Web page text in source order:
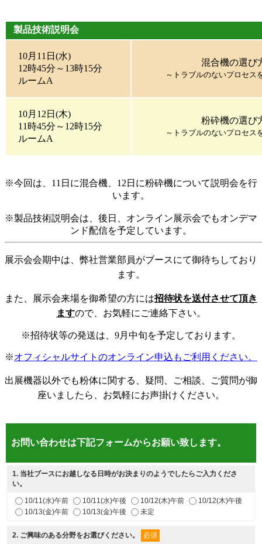
製品技術説明会
10月11日(水)
12時45分～13時15分
ルームA
混合機の選び
～トラブルのないプロセス
10月12日(木)
11時45分～12時15分
ルームA
粉砕機の選び
～トラブルのないプロセス
※今回は、11日に混合機、12日に粉砕機について説明会を行
います。
※製品技術説明会は、後日、オンライン展示会でもオンデマ
ンド配信を予定しています。
展示会会期中は、弊社営業部員がブースにて御待ちしており
ます。
また、展示会来場を御希望の方には招待状を送付させて頂き
ますので、お気軽にご連絡下さい。
※招待状等の発送は、9月中旬を予定しております。
※オフィシャルサイトのオンライン申込もご利用ください。
出展機器以外でも粉体に関する、疑問、ご相談、ご質問が御
座いましたら、お気軽にお声掛けください。
お問い合わせは下記フォームからお願い致します。
1. 当社ブースにお越しなる日時がお決まりのようでしたらご入力くださ
い。
10/11(水)午前 10/11(水)午後 10/12(木)午前
10/12(木)午後
10/13(金)午前
10/13(金)午後 未定
2. ご興味のある分野をお選びください。 必須